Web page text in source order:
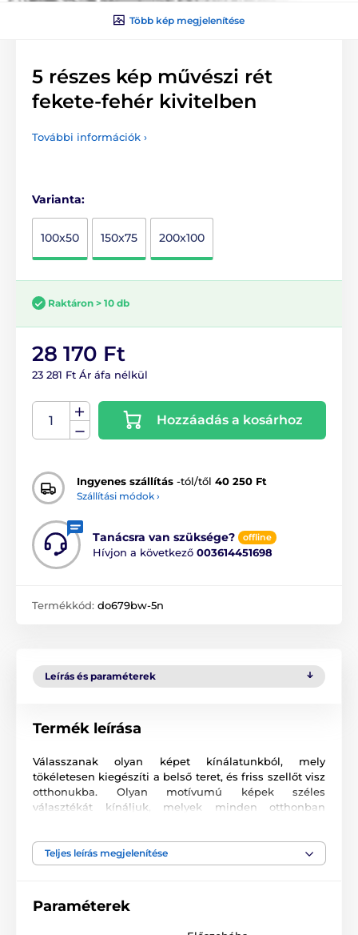
Több kép megjelenítése
5 részes kép művészi rét
fekete-fehér kivitelben
További információk ›
Varianta:
100x50 150x75 200x100
Raktáron > 10 db
28 170 Ft
23 281 Ft Ár áfa nélkül
Hozzáadás a kosárhoz
Ingyenes szállítás -tól/től 40 250 Ft
Szállítási módok ›
Tanácsra van szüksége? offline
Hívjon a következő 003614451698
Termékkód: do679bw-5n
Leírás és paraméterek
Termék leírása
Válasszanak olyan képet kínálatunkból, mely
tökéletesen kiegészíti a belső teret, és friss szellőt visz
otthonukba. Olyan motívumú képek széles
választékát kínáljuk, melyek minden otthonban
Az 5 részes képeket két méretben kínáljuk (cm-
ben):
részekből áll
Teljes leírás megjelenítése
Paraméterek